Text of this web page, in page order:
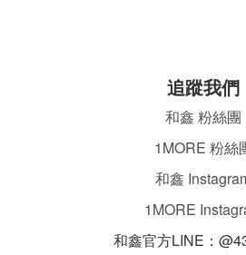
追蹤我們
和鑫 粉絲團
1MORE 粉絲
和鑫
1MORE
和鑫官方LINE：